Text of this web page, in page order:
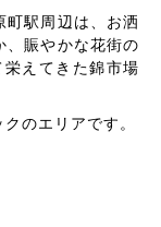
町駅周辺は、お洒
、賑やかな花街の
えてきた錦市場
のエリアです。